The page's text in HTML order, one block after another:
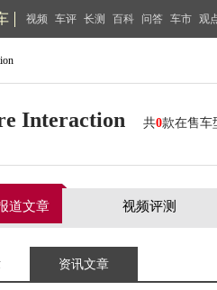
视频 车评 长测 百科 问答 车市 观
Interaction 共0款在售车
道文章 视频评测
资讯文章